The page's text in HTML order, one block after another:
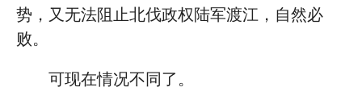
势，又无法阻止北伐政权陆军渡江，自然必
败。
可现在情况不同了。